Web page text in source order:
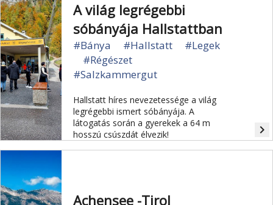
A világ legrégebbi
sóbányája Hallstattban
#Bánya #Hallstatt
#Legek
#Régészet
#Salzkammergut
Hallstatt híres nevezetessége a világ
legrégebbi ismert sóbányája. A
látogatás során a gyerekek a 64 m
hosszú csúszdát élvezik!
navigate_next
Achensee -Tirol